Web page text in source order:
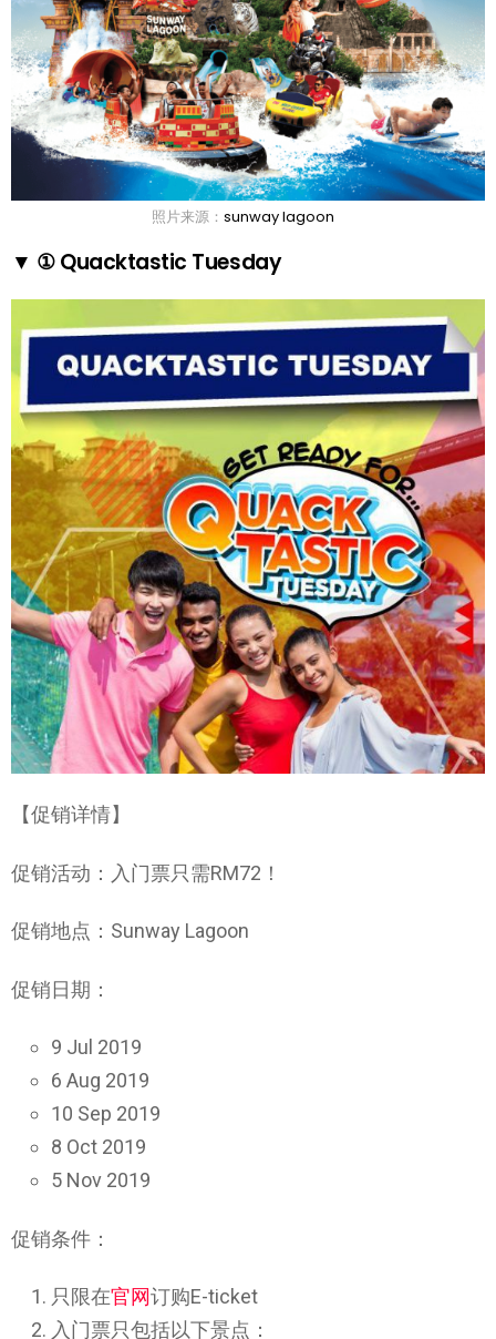
照片来源： sunway lagoon
▼ ① Quacktastic Tuesday
【促销详情】
促销活动：入门票只需RM72！
促销地点：Sunway Lagoon
促销日期：
9 Jul 2019
6 Aug 2019
10 Sep 2019
8 Oct 2019
5 Nov 2019
促销条件：
只限在官网订购E-ticket
入门票只包括以下景点：